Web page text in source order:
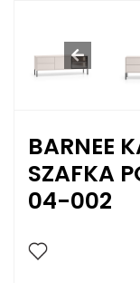
BARNEE
SZAFKA
04-002